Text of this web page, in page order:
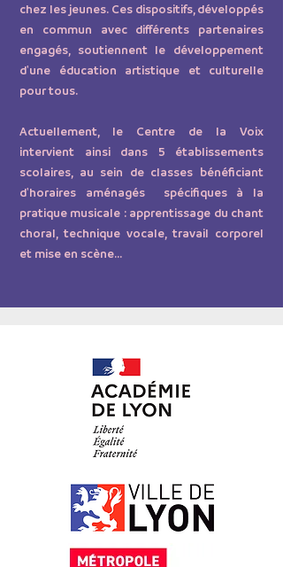
chez les jeunes. Ces dispositifs, développés
en commun avec différents partenaires
engagés, soutiennent le développement
d'une éducation artistique et culturelle
pour tous.
Actuellement, le Centre de la Voix
intervient ainsi dans 5 établissements
scolaires, au sein de classes bénéficiant
d'horaires aménagés spécifiques à la
pratique musicale : apprentissage du chant
choral, technique vocale, travail corporel
et mise en scène...